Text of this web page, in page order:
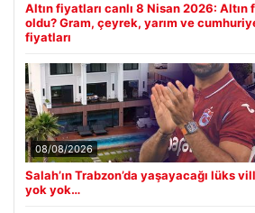
Altın fiyatları canlı 8 Nisan 2026: Altın
oldu? Gram, çeyrek, yarım ve
fiyatları
08/08/2026
Salah’ın Trabzon’da yaşayacağı lüks
yok yok…